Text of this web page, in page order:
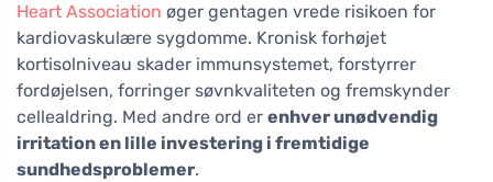
Heart Association øger gentagen vrede risikoen for
kardiovaskulære sygdomme. Kronisk forhøjet
kortisolniveau skader immunsystemet, forstyrrer
fordøjelsen, forringer søvnkvaliteten og fremskynder
cellealdring. Med andre ord er enhver unødvendig
irritation en lille investering i fremtidige
sundhedsproblemer.